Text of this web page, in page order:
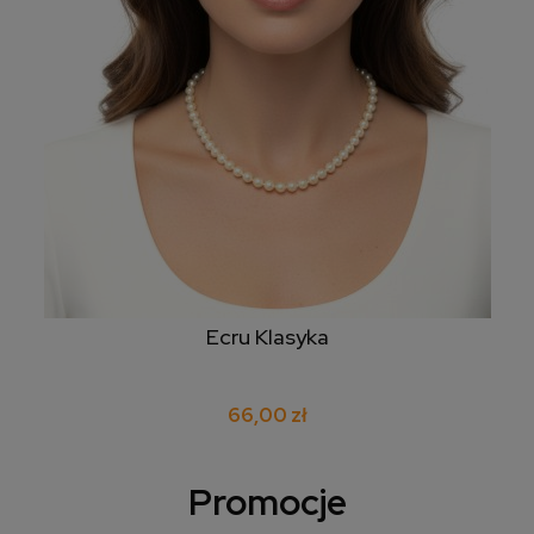
Ecru Klasyka
66,00 zł
Promocje